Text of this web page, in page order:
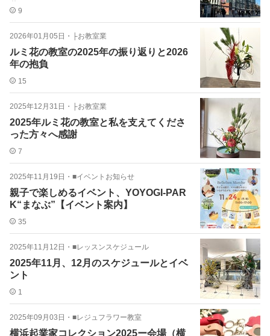
作るレジンアクセサリー
9
2026年01月05日 ・ ├お教室業
ルミ花の教室の2025年の振り返りと2026
年の抱負
15
2025年12月31日 ・ ├お教室業
2025年ルミ花の教室と私を支えてくださ
った方々へ感謝
7
2025年11月19日 ・ ■イベントお知らせ
親子で楽しめるイベント、YOYOGI-PAR
K“まなぶ”【イベント案内】
35
2025年11月12日 ・ ■レッスンスケジュール
2025年11月、12月のスケジュールとイベ
ント
1
2025年09月03日 ・ ■レジュフラワー教室
横浜起業家コレクション2025ー会場（横